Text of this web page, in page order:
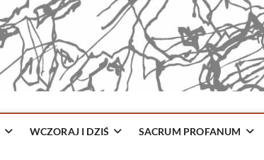
WCZORAJ I DZIŚ SACRUM PROFANUM